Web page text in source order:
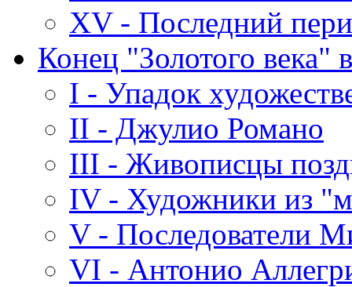
XV - Последний
Конец "Золотого века"
I - Упадок
II - Джулио Романо
III - Живописцы
IV - Художники из
V - Последователи
VI - Антонио